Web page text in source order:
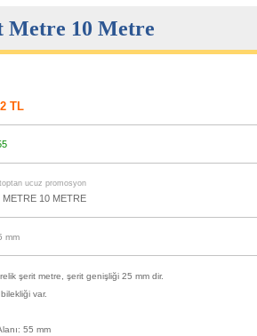
Metre 10 Metre
TL
toptan ucuz promosyon
METRE 10 METRE
mm
şerit metre, şerit genişliği 25 mm dir.
var.
55 mm